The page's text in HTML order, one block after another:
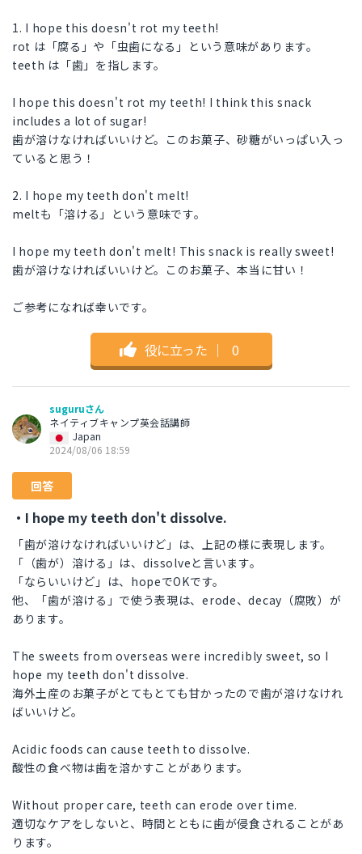
1. I hope this doesn't rot my teeth!
rot は「腐る」や「虫歯になる」という意味があります。
teeth は「歯」を指します。
I hope this doesn't rot my teeth! I think this snack
includes a lot of sugar!
歯が溶けなければいいけど。このお菓子、砂糖がいっぱい入っ
ていると思う！
2. I hope my teeth don't melt!
meltも「溶ける」という意味です。
I hope my teeth don't melt! This snack is really sweet!
歯が溶けなければいいけど。このお菓子、本当に甘い！
ご参考になれば幸いです。
役に立った ｜ 0
suguruさん
ネイティブキャンプ英会話講師
Japan
2024/08/06 18:59
回答
・I hope my teeth don't dissolve.
「歯が溶けなければいいけど」は、上記の様に表現します。
「（歯が）溶ける」は、dissolveと言います。
「ならいいけど」は、hopeでOKです。
他、「歯が溶ける」で使う表現は、erode、decay（腐敗）が
あります。
The sweets from overseas were incredibly sweet, so I
hope my teeth don't dissolve.
海外土産のお菓子がとてもとても甘かったので歯が溶けなけれ
ばいいけど。
Acidic foods can cause teeth to dissolve.
酸性の食べ物は歯を溶かすことがあります。
Without proper care, teeth can erode over time.
適切なケアをしないと、時間とともに歯が侵食されることがあ
ります。